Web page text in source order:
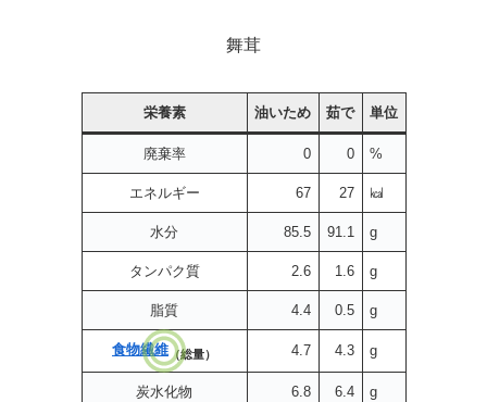
舞茸
栄養素 油いため 茹で 単位
廃棄率 0 0 %
エネルギー 67 27 ㎉
水分 85.5 91.1 g
タンパク質 2.6 1.6 g
脂質 4.4 0.5 g
食物繊維 （総量） 4.7 4.3 g
炭水化物 6.8 6.4 g